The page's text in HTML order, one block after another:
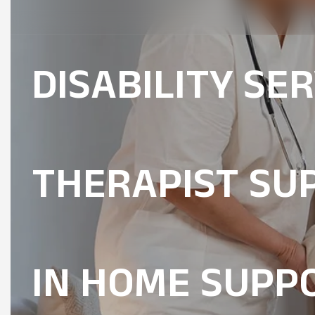
NDIS SUPPORT
DISABILITY
DISABILITY
THERAPIST
IN HOME